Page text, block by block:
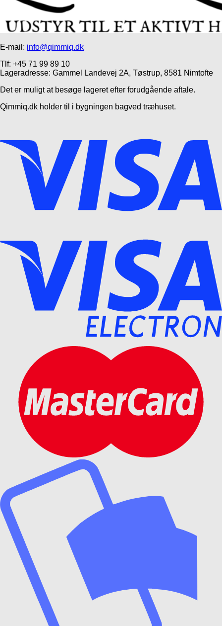
E-mail: info@qimmiq.dk
Tlf: +45 71 99 89 10
Lageradresse: Gammel Landevej 2A, Tøstrup, 8581 Nimtofte
Det er muligt at besøge lageret efter forudgående aftale.
Qimmiq.dk holder til i bygningen bagved træhuset.